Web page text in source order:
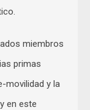
miembros
primas
movilidad y la
en este